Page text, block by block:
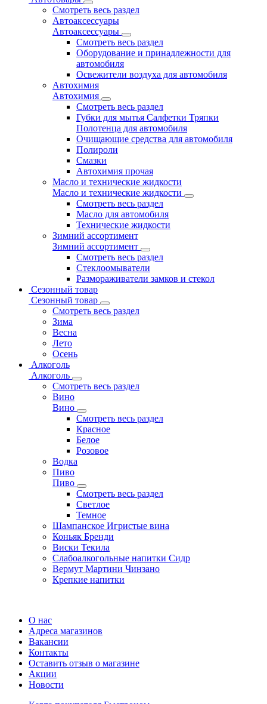
Смотреть весь раздел
Автоаксессуары
Автоаксессуары
Смотреть весь раздел
Оборудование и принадлежности для
автомобиля
Освежители воздуха для автомобиля
Автохимия
Автохимия
Смотреть весь раздел
Губки для мытья Салфетки Тряпки
Полотенца для автомобиля
Очищающие средства для автомобиля
Полироли
Смазки
Автохимия прочая
Масло и технические жидкости
Масло и технические жидкости
Смотреть весь раздел
Масло для автомобиля
Технические жидкости
Зимний ассортимент
Зимний ассортимент
Смотреть весь раздел
Стеклоомыватели
Размораживатели замков и стекол
Сезонный товар
Сезонный товар
Смотреть весь раздел
Зима
Весна
Лето
Осень
Алкоголь
Алкоголь
Смотреть весь раздел
Вино
Вино
Смотреть весь раздел
Красное
Белое
Розовое
Водка
Пиво
Пиво
Смотреть весь раздел
Cветлое
Темное
Шампанское Игристые вина
Коньяк Бренди
Виски Текила
Слабоалкогольные напитки Сидр
Вермут Мартини Чинзано
Крепкие напитки
О нас
Адреса магазинов
Вакансии
Контакты
Оставить отзыв о магазине
Акции
Новости